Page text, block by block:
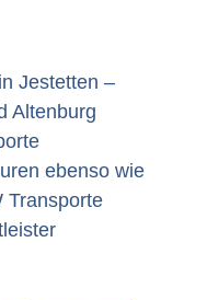
Jestetten –
Altenburg
ebenso wie
Transporte